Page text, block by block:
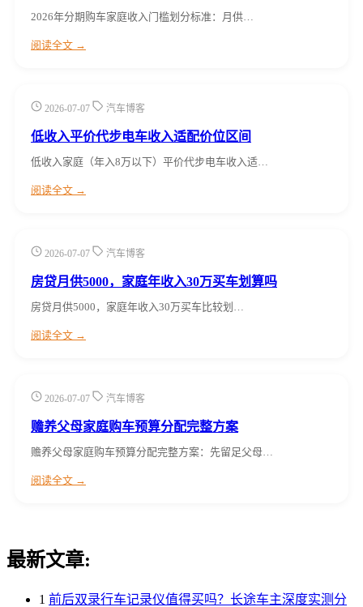
2026年分期购车家庭收入门槛划分标准：月供…
阅读全文 →
2026-07-07 汽车博客
低收入平价代步电车收入适配价位区间
低收入家庭（年入8万以下）平价代步电车收入适…
阅读全文 →
2026-07-07 汽车博客
房贷月供5000，家庭年收入30万买车划算吗
房贷月供5000，家庭年收入30万买车比较划…
阅读全文 →
2026-07-07 汽车博客
赡养父母家庭购车预算分配完整方案
赡养父母家庭购车预算分配完整方案：先留足父母…
阅读全文 →
最新文章:
1 前后双录行车记录仪值得买吗？长途车主深度实测分